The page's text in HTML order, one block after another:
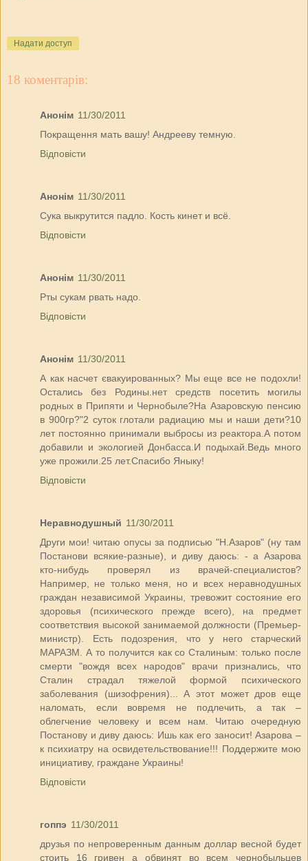
Надати доступ
18 коментарів:
Анонім 11/30/2011
Покращення мать вашу! Андрееву темную.
Відповісти
Анонім 11/30/2011
Cука выкрутится падло. Кость кинет и всё.
Відповісти
Анонім 11/30/2011
Рты сукам рвать надо.
Відповісти
Анонім 11/30/2011
А как насчет євакуированных? Мы еще все не подохли!
Остались без Родины.нет средств посетить могилы
родных в Припяти и Чернобыле?На Азаровскую пенсию
в 900гр?"2 суток глотали радиацию мы и наши дети?10
лет постоянно принимали выбросы из реактора.А потом
добавили и экологией Донбасса.И подыхай.Ведь много
уже прожили.25 лет.Спасибо Яныку!
Відповісти
Неравнодушный 11/30/2011
Други мои! читаю опусы за подписью "Н.Азаров" (ну там
Постанови всякие-разные), и диву даюсь: - а Азарова
кто-нибудь проверял из врачей-специалистов?
Например, не только меня, но и всех неравнодушных
граждан независимой Украины, тревожит состояние его
здоровья (психического прежде всего), на предмет
соответствия высокой занимаемой должности (Премьер-
министр). Есть подозрения, что у него старческий
МАРАЗМ. А то получится как со Сталиным: только после
смерти "вождя всех народов" врачи признались, что
Сталин страдал тяжелой формой психического
заболевания (шизофрения)... А этот может дров еще
наломать, если вовремя не подлечить, а так –
облегчение человеку и всем нам. Читаю очередную
Постанову и диву даюсь: Ишь как его заносит! Азарова –
к психиатру на освидетельствование!!! Поддержите мою
инициативу, граждане Украины!
Відповісти
гоппэ 11/30/2011
друзья по непроверенным данным доллар весной будет
стоить 16 гривен а обвинят во всем чернобыльцев